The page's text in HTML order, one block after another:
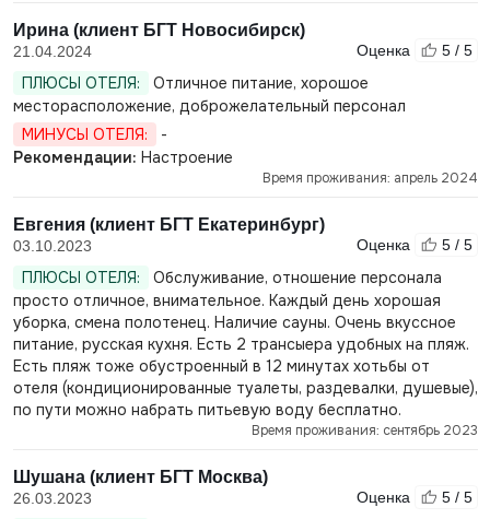
Ирина (клиент БГТ Новосибирск)
21.04.2024 Оценка 5 / 5
ПЛЮСЫ ОТЕЛЯ:
Отличное питание, хорошое
месторасположение, доброжелательный персонал
МИНУСЫ ОТЕЛЯ:
-
Рекомендации: Настроение
Время проживания: апрель 2024
Евгения (клиент БГТ Екатеринбург)
03.10.2023 Оценка 5 / 5
ПЛЮСЫ ОТЕЛЯ:
Обслуживание, отношение персонала
просто отличное, внимательное. Каждый день хорошая
уборка, смена полотенец. Наличие сауны. Очень вкуссное
питание, русская кухня. Есть 2 трансыера удобных на пляж.
Есть пляж тоже обустроенный в 12 минутах хотьбы от
отеля (кондиционированные туалеты, раздевалки, душевые),
по пути можно набрать питьевую воду бесплатно.
Время проживания: сентябрь 2023
Шушана (клиент БГТ Москва)
26.03.2023 Оценка 5 / 5